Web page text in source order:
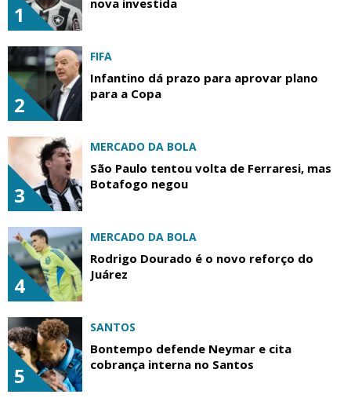
1
2
FIFA
Infantino dá prazo para aprovar plano
para a Copa
3
MERCADO DA BOLA
São Paulo tentou volta de Ferraresi, mas
Botafogo negou
4
MERCADO DA BOLA
Rodrigo Dourado é o novo reforço do
Juárez
5
SANTOS
Bontempo defende Neymar e cita
cobrança interna no Santos